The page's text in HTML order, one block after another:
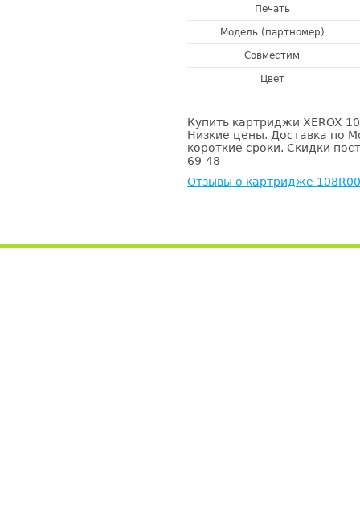
Печать
Модель (партномер)
Совместим
Цвет
Купить картриджи XEROX
Низкие цены. Доставка по
короткие сроки. Скидки
69-48
Отзывы о картридже